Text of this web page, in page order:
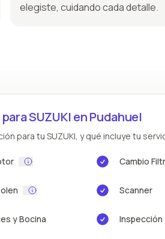
elegiste, cuidando cada detalle.
SUZUKI en Pudahuel
para tu SUZUKI, y qué incluye tu
Cambio
Scanner
y Bocina